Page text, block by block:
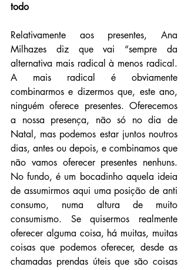
todo
Relativamente aos presentes, Ana
Milhazes diz que vai “sempre da
alternativa mais radical à menos radical.
A mais radical é obviamente
combinarmos e dizermos que, este ano,
ninguém oferece presentes. Oferecemos
a nossa presença, não só no dia de
Natal, mas podemos estar juntos noutros
dias, antes ou depois, e combinamos que
não vamos oferecer presentes nenhuns.
No fundo, é um bocadinho aquela ideia
de assumirmos aqui uma posição de anti
consumo, numa altura de muito
consumismo. Se quisermos realmente
oferecer alguma coisa, há muitas, muitas
coisas que podemos oferecer, desde as
chamadas prendas úteis que são coisas